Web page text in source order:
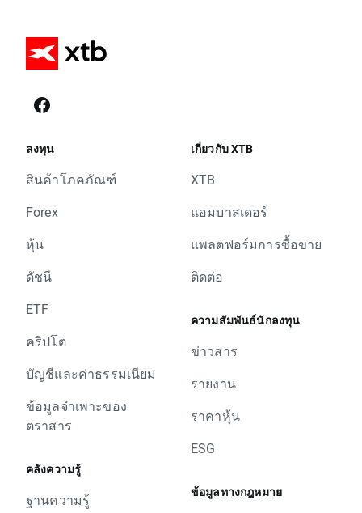
ลงทุน
สินค้าโภคภัณฑ์
Forex
หุ้น
ดัชนี
ETF
คริปโต
บัญชีและค่าธรรมเนียม
ข้อมูลจำเพาะของ
ตราสาร
คลังความรู้
ฐานความรู้
เกี่ยวกับ XTB
XTB
แอมบาสเดอร์
แพลตฟอร์มการซื้อขาย
ติดต่อ
ความสัมพันธ์นักลงทุน
ข่าวสาร
รายงาน
ราคาหุ้น
ESG
ข้อมูลทางกฎหมาย